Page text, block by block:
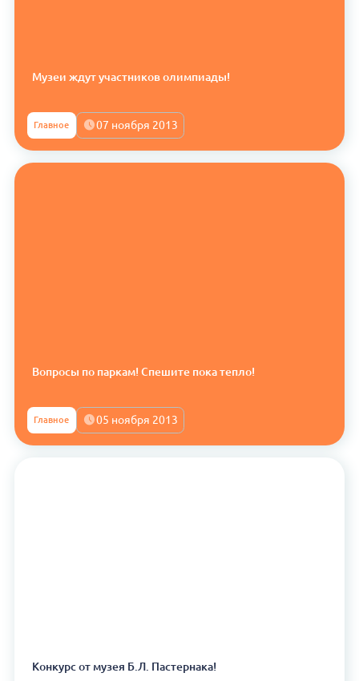
Музеи ждут участников олимпиады!
Главное 07 ноября 2013
Вопросы по паркам! Спешите пока тепло!
Главное 05 ноября 2013
Конкурс от музея Б.Л. Пастернака!